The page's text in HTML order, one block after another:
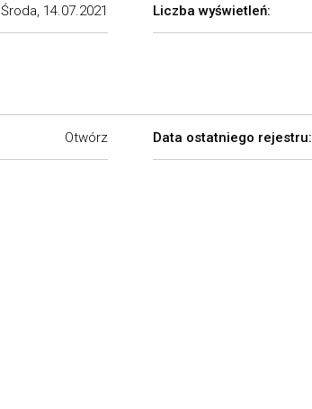
Środa, 14.07.2021 Liczba wyświetleń:
Otwórz Data ostatniego rejestru: